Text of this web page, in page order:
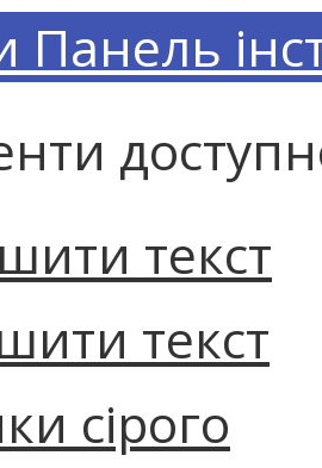
Панель
текст
текст
сірого